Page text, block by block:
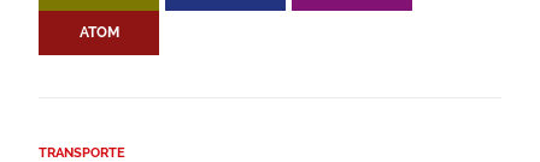
ATOM
TRANSPORTE